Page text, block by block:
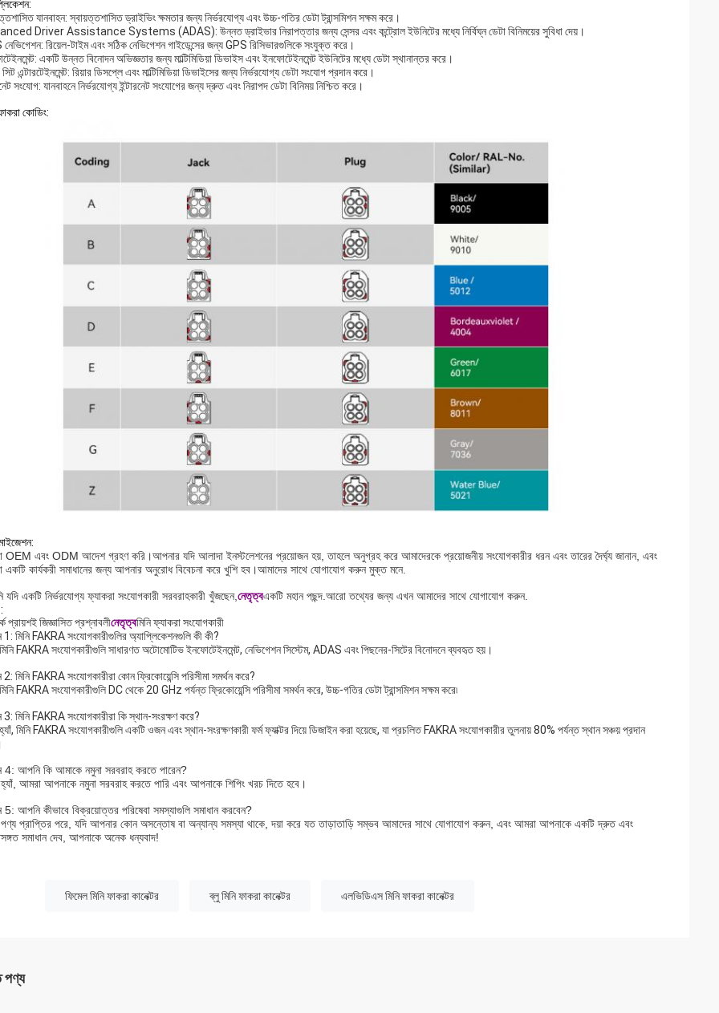
যানবাহন: স্বায়ত্তশাসিত ড্রাইভিং ক্ষমতার জন্য নির্ভরযোগ্য এবং উচ্চ-গতির ডেটা ট্রান্সমিশন সক্ষম করে।
Driver Assistance Systems (ADAS): উন্নত ড্রাইভার নিরাপত্তার জন্য সেন্সর এবং কন্ট্রোল ইউনিটের মধ্যে নির্বিঘ্ন ডেটা বিনিময়ের সুবিধা দেয়।
রিয়েল-টাইম এবং সঠিক নেভিগেশন গাইডেন্সের জন্য GPS রিসিভারগুলিকে সংযুক্ত করে।
একটি উন্নত বিনোদন অভিজ্ঞতার জন্য মাল্টিমিডিয়া ডিভাইস এবং ইনফোটেইনমেন্ট ইউনিটের মধ্যে ডেটা স্থানান্তর করে।
সিট এন্টারটেইনমেন্ট: রিয়ার ডিসপ্লে এবং মাল্টিমিডিয়া ডিভাইসের জন্য নির্ভরযোগ্য ডেটা সংযোগ প্রদান করে।
সংযোগ: যানবাহনে নির্ভরযোগ্য ইন্টারনেট সংযোগের জন্য দ্রুত এবং নিরাপদ ডেটা বিনিময় নিশ্চিত করে।
কোডিং:
OEM এবং ODM আদেশ গ্রহণ করি।আপনার যদি আলাদা ইনস্টলেশনের প্রয়োজন হয়, তাহলে অনুগ্রহ করে আমাদেরকে প্রয়োজনীয় সংযোগকারীর ধরন এবং তারের দৈর্ঘ্য জানান, এবং
একটি কার্যকরী সমাধানের জন্য আপনার অনুরোধ বিবেচনা করে খুশি হব।আমাদের সাথে যোগাযোগ করুন মুক্ত মনে.
একটি নির্ভরযোগ্য ফ্যাকরা সংযোগকারী সরবরাহকারী খুঁজছেন,নেতৃত্বএকটি মহান পছন্দ.আরো তথ্যের জন্য এখন আমাদের সাথে যোগাযোগ করুন.
প্রায়শই জিজ্ঞাসিত প্রশ্নাবলীনেতৃত্বমিনি ফ্যাকরা সংযোগকারী
মিনি FAKRA সংযোগকারীগুলির অ্যাপ্লিকেশনগুলি কী কী?
FAKRA সংযোগকারীগুলি সাধারণত অটোমোটিভ ইনফোটেইনমেন্ট, নেভিগেশন সিস্টেম, ADAS এবং পিছনের-সিটের বিনোদনে ব্যবহৃত হয়।
মিনি FAKRA সংযোগকারীরা কোন ফ্রিকোয়েন্সি পরিসীমা সমর্থন করে?
FAKRA সংযোগকারীগুলি DC থেকে 20 GHz পর্যন্ত ফ্রিকোয়েন্সি পরিসীমা সমর্থন করে, উচ্চ-গতির ডেটা ট্রান্সমিশন সক্ষম করে৷
মিনি FAKRA সংযোগকারীরা কি স্থান-সংরক্ষণ করে?
মিনি FAKRA সংযোগকারীগুলি একটি ওজন এবং স্থান-সংরক্ষণকারী ফর্ম ফ্যাক্টর দিয়ে ডিজাইন করা হয়েছে, যা প্রচলিত FAKRA সংযোগকারীর তুলনায় 80% পর্যন্ত স্থান সঞ্চয় প্রদান
4: আপনি কি আমাকে নমুনা সরবরাহ করতে পারেন?
আমরা আপনাকে নমুনা সরবরাহ করতে পারি এবং আপনাকে শিপিং খরচ দিতে হবে।
5: আপনি কীভাবে বিক্রয়োত্তর পরিষেবা সমস্যাগুলি সমাধান করবেন?
প্রাপ্তির পরে, যদি আপনার কোন অসন্তোষ বা অন্যান্য সমস্যা থাকে, দয়া করে যত তাড়াতাড়ি সম্ভব আমাদের সাথে যোগাযোগ করুন, এবং আমরা আপনাকে একটি দ্রুত এবং
সমাধান দেব, আপনাকে অনেক ধন্যবাদ!
ফিমেল মিনি ফাকরা কানেক্টর ব্লু মিনি ফাকরা কানেক্টর এলভিডিএস মিনি ফাকরা কানেক্টর
পণ্য